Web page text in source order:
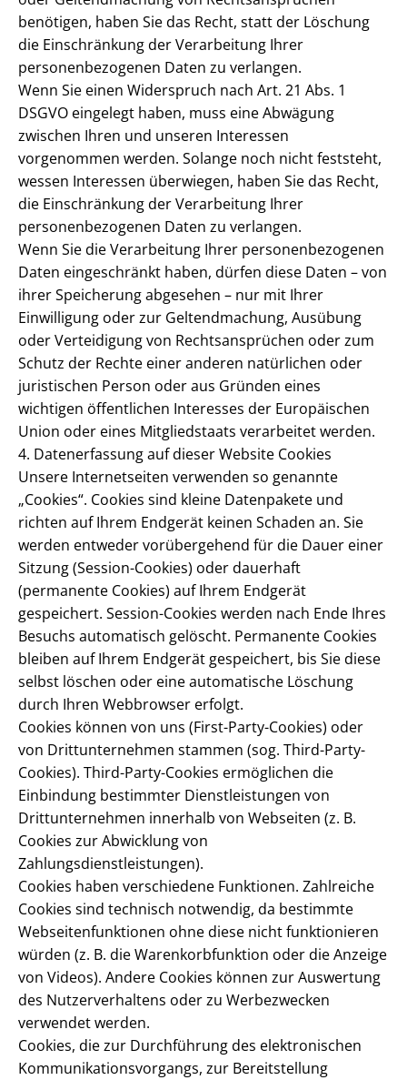
benötigen, haben Sie das Recht, statt der Löschung
die Einschränkung der Verarbeitung Ihrer
personenbezogenen Daten zu verlangen.
Wenn Sie einen Widerspruch nach Art. 21 Abs. 1
DSGVO eingelegt haben, muss eine Abwägung
zwischen Ihren und unseren Interessen
vorgenommen werden. Solange noch nicht feststeht,
wessen Interessen überwiegen, haben Sie das Recht,
die Einschränkung der Verarbeitung Ihrer
personenbezogenen Daten zu verlangen.
Wenn Sie die Verarbeitung Ihrer personenbezogenen
Daten eingeschränkt haben, dürfen diese Daten – von
ihrer Speicherung abgesehen – nur mit Ihrer
Einwilligung oder zur Geltendmachung, Ausübung
oder Verteidigung von Rechtsansprüchen oder zum
Schutz der Rechte einer anderen natürlichen oder
juristischen Person oder aus Gründen eines
wichtigen öffentlichen Interesses der Europäischen
Union oder eines Mitgliedstaats verarbeitet werden.
4. Datenerfassung auf dieser Website Cookies
Unsere Internetseiten verwenden so genannte
„Cookies“. Cookies sind kleine Datenpakete und
richten auf Ihrem Endgerät keinen Schaden an. Sie
werden entweder vorübergehend für die Dauer einer
Sitzung (Session-Cookies) oder dauerhaft
(permanente Cookies) auf Ihrem Endgerät
gespeichert. Session-Cookies werden nach Ende Ihres
Besuchs automatisch gelöscht. Permanente Cookies
bleiben auf Ihrem Endgerät gespeichert, bis Sie diese
selbst löschen oder eine automatische Löschung
durch Ihren Webbrowser erfolgt.
Cookies können von uns (First-Party-Cookies) oder
von Drittunternehmen stammen (sog. Third-Party-
Cookies). Third-Party-Cookies ermöglichen die
Einbindung bestimmter Dienstleistungen von
Drittunternehmen innerhalb von Webseiten (z. B.
Cookies zur Abwicklung von
Zahlungsdienstleistungen).
Cookies haben verschiedene Funktionen. Zahlreiche
Cookies sind technisch notwendig, da bestimmte
Webseitenfunktionen ohne diese nicht funktionieren
würden (z. B. die Warenkorbfunktion oder die Anzeige
von Videos). Andere Cookies können zur Auswertung
des Nutzerverhaltens oder zu Werbezwecken
verwendet werden.
Cookies, die zur Durchführung des elektronischen
Kommunikationsvorgangs, zur Bereitstellung